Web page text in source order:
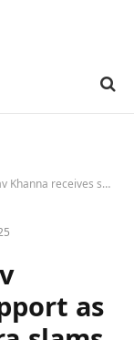
people pull down those who shine brighter” 19 : Bollywood News – Bollywood Hungama
as